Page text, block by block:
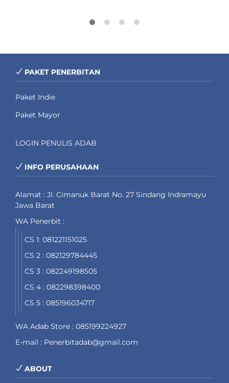
PAKET PENERBITAN
Paket Indie
Paket Mayor
LOGIN PENULIS ADAB
INFO PERUSAHAAN
Alamat : Jl. Cimanuk Barat No. 27 Sindang Indramayu
Jawa Barat
WA Penerbit :
CS 1: 081221151025
CS 2 : 082129784445
CS 3 : 082249198505
CS 4 : 082298398400
CS 5 : 085196034717
WA Adab Store : 085199224927
E-mail : Penerbitadab@gmail.com
ABOUT